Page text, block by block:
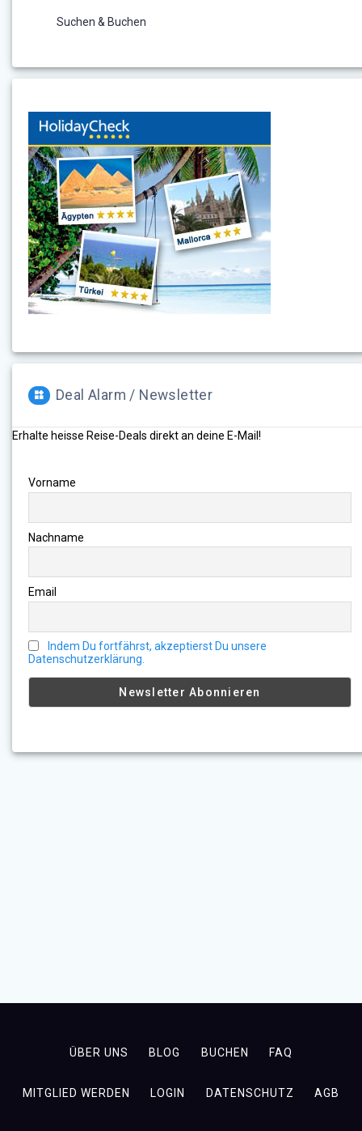
Suchen & Buchen
Deal Alarm / Newsletter
Erhalte heisse Reise-Deals direkt an deine E-Mail!
Vorname
Nachname
Email
Indem Du fortfährst, akzeptierst Du unsere
Datenschutzerklärung.
ÜBER UNS BLOG BUCHEN FAQ
MITGLIED WERDEN LOGIN DATENSCHUTZ AGB